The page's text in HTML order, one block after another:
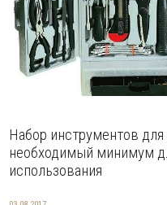
Набор инструментов
необходимый минимум
использования